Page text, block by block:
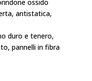
ossido
antistatica,
duro e tenero,
pannelli in fibra